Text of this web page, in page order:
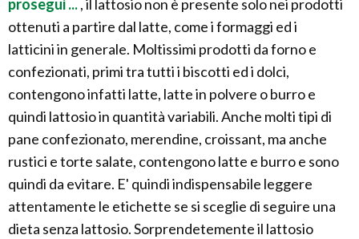
prosegui ..., il lattosio non è presente solo nei prodotti
ottenuti a partire dal latte, come i formaggi ed i
latticini in generale. Moltissimi prodotti da forno e
confezionati, primi tra tutti i biscotti ed i dolci,
contengono infatti latte, latte in polvere o burro e
quindi lattosio in quantità variabili. Anche molti tipi di
pane confezionato, merendine, croissant, ma anche
rustici e torte salate, contengono latte e burro e sono
quindi da evitare. E' quindi indispensabile leggere
attentamente le etichette se si sceglie di seguire una
dieta senza lattosio. Sorprendetemente il lattosio